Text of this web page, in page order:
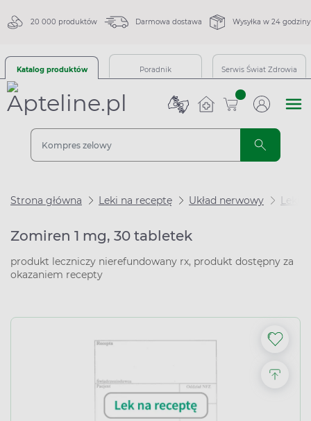
20 000 produktów Darmowa dostawa Wysyłka w 24 godziny
Katalog produktów Poradnik Serwis Świat Zdrowia
sztuk
Strona główna Leki na receptę Układ nerwowy Leki
Zomiren 1 mg, 30 tabletek
produkt leczniczy nierefundowany rx, produkt dostępny za
okazaniem recepty